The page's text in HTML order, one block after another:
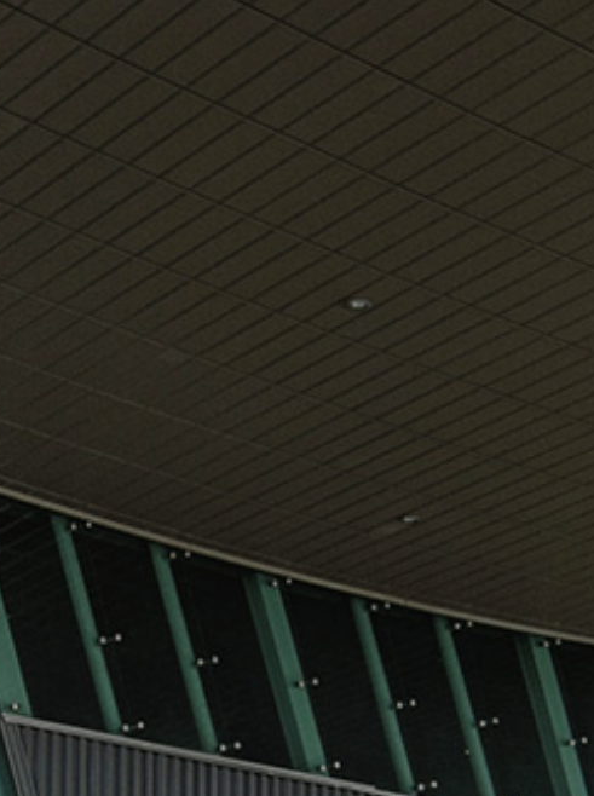
klientët tanë
Internet pa tel falas